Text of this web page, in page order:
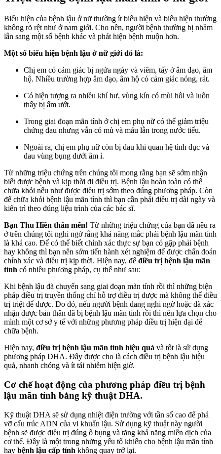
Biểu hiện của bệnh lậu ở nữ thường ít biểu hiện và biểu hiện thường
không rõ rệt như ở nam giới. Cho nên, người bệnh thường bị nhầm
lẫn sang một số bệnh khác và phát hiện bệnh muộn hơn.
Một số biểu hiện bệnh lậu ở nữ giới đó là:
Chị em có cảm giác bị ngứa ngáy và viêm, tấy ở âm đạo, âm
hộ. Nhiều trường hợp âm đạo, âm hộ có cảm giác nóng, rát.
Có hiện tượng ra nhiều khí hư, vùng kín có mùi hôi và luôn
thấy bị ẩm ướt.
Trong giai đoạn mãn tính ở chị em phụ nữ có thể giảm triệu
chứng đau nhưng vẫn có mủ và máu lẫn trong nước tiểu.
Ngoài ra, chị em phụ nữ còn bị đau khi quan hệ tình dục và
đau vùng bụng dưới âm ỉ.
Từ những triệu chứng trên chúng tôi mong rằng bạn sẽ sớm nhận
biết được bệnh và kịp thời đi điều trị. Bệnh lậu hoàn toàn có thể
chữa khỏi nếu như được điều trị sớm theo đúng phương pháp. Còn
để chữa khỏi bệnh lậu mãn tính thì bạn cần phải điều trị dài ngày và
kiên trì theo đúng liệu trình của các bác sĩ.
Bạn Thu Hiền thân mến! Từ những triệu chứng của bạn đã nêu ra
ở trên chúng tôi nghi ngờ rằng khả năng mắc phải bệnh lậu mãn tính
là khá cao. Để có thể biết chính xác thực sự bạn có gặp phải bệnh
hay không thì bạn nên sớm tiến hành xét nghiệm để được chẩn đoán
chính xác và điều trị kịp thời. Hiện nay, để điều trị bệnh lậu mãn
tính có nhiều phương pháp, cụ thể như sau:
Khi bệnh lậu đã chuyển sang giai đoạn mãn tính rồi thì những biện
pháp điều trị truyền thống chỉ hỗ trợ điều trị được mà không thể điều
trị triệt để được. Do đó, nếu người bệnh đang nghi ngờ hoặc đã xác
nhận được bản thân đã bị bệnh lậu mãn tính rồi thì nên lựa chọn cho
mình một cơ sở y tế với những phương pháp điều trị hiện đại để
chữa bệnh.
Hiện nay, điều trị bệnh lậu mãn tính hiệu quả và tốt là sử dụng
phương pháp DHA. Đây được cho là cách điều trị bệnh lậu hiệu
quả, nhanh chóng và ít tái nhiễm hiện giờ.
Cơ chế hoạt động của phương pháp điều trị bệnh
lậu mãn tính bằng kỹ thuật DHA.
Kỹ thuật DHA sẽ sử dụng nhiệt điện trường với tần số cao để phá
vỡ cấu trúc ADN của vi khuẩn lậu. Sử dụng kỹ thuật này người
bệnh sẽ được điều trị đúng ổ bụng và tăng khả năng miễn dịch của
cơ thể. Đây là một trong những yếu tố khiến cho bệnh lậu mãn tính
hay bệnh lậu cấp tính không quay trở lại.